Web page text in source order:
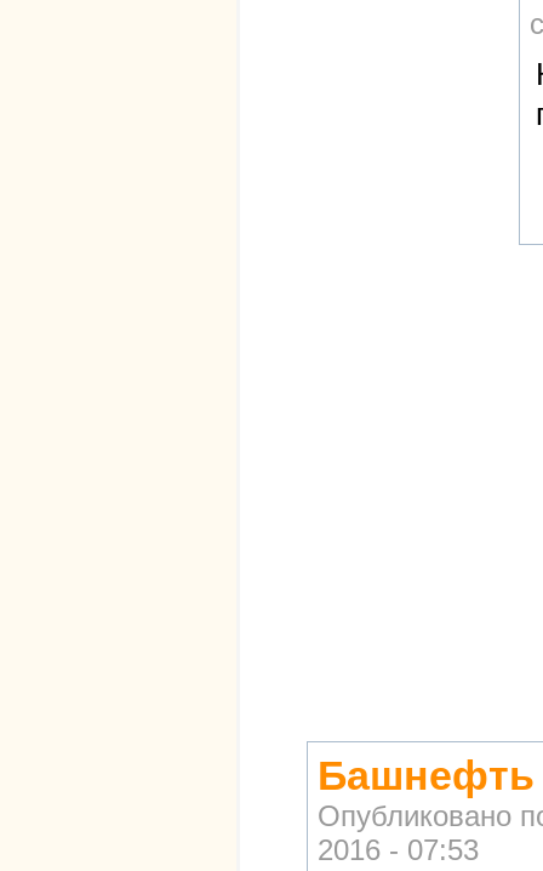
Башнефть
Опубликовано
2016 - 07:53